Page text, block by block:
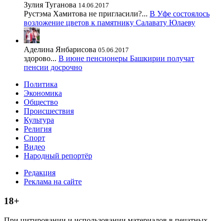
Зулия Туганова 14.06.2017
Рустэма Хамитова не пригласили?... В Уфе состоялось
возложение цветов к памятнику Салавату Юлаеву
Аделина Янбарисова 05.06.2017
здорово... В июне пенсионеры Башкирии получат
пенсии досрочно
Политика
Экономика
Общество
Происшествия
Культура
Религия
Спорт
Видео
Народный репортёр
Редакция
Реклама на сайте
18+